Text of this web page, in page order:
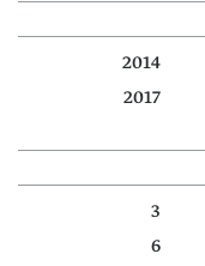
2014
2017
3
6